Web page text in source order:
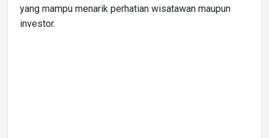
yang mampu menarik perhatian wisatawan maupun
investor.